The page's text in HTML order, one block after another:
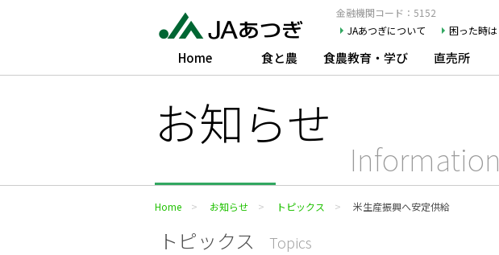
金融機関コード：5152
JAあつぎについて
困った時は
Home 食と農 食農教育・学び 直売所
お知らせ
Information
Home お知らせ トピックス 米生産振興へ安定供給
トピックス Topics